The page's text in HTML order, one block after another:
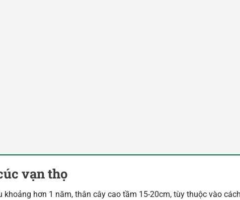
vạn thọ
hơn 1 năm, thân cây cao tầm 15-20cm, tùy thuộc vào